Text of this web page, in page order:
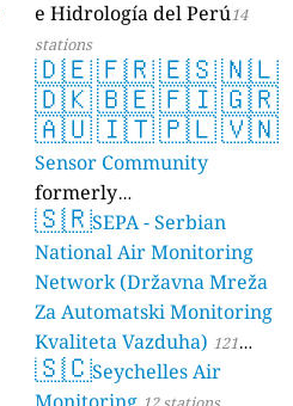
e Hidrología del Perú14
stations
🇩🇪🇫🇷🇪🇸🇳🇱
🇩🇰🇧🇪🇫🇮🇬🇷
🇦🇺🇮🇹🇵🇱🇻🇳
Sensor Community
formerly
luftdaten.info35809 stations
🇸🇷SEPA - Serbian
National Air Monitoring
Network (Državna Mreža
Za Automatski Monitoring
Kvaliteta Vazduha) 121
stations
🇸🇨Seychelles Air